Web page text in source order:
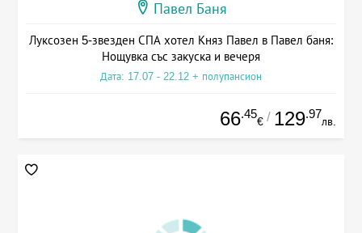
Павел Баня
Луксозен 5-звезден СПА хотел Княз Павел в Павел баня:
Нощувка със закуска и вечеря
Дата: 17.07 - 22.12 + полупансион
66.45
€ / 129.97
лв.